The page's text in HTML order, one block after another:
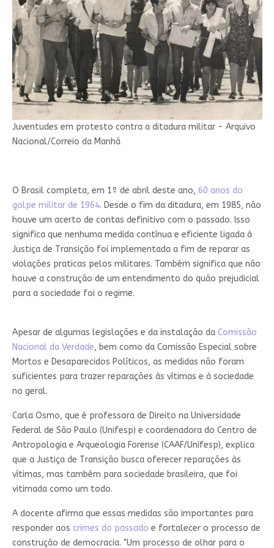
Juventudes em protesto contra a ditadura militar - Arquivo
Nacional/Correio da Manhã
O Brasil completa, em 1º de abril deste ano, 60 anos do
golpe militar de 1964. Desde o fim da ditadura, em 1985, não
houve um acerto de contas definitivo com o passado. Isso
significa que nenhuma medida contínua e eficiente ligada à
Justiça de Transição foi implementada a fim de reparar as
violações praticas pelos militares. Também significa que não
houve a construção de um entendimento do quão prejudicial
para a sociedade foi o regime.
Apesar de algumas legislações e da instalação da Comissão
Nacional da Verdade, bem como da Comissão Especial sobre
Mortos e Desaparecidos Políticos, as medidas não foram
suficientes para trazer reparações às vítimas e à sociedade
no geral.
Carla Osmo, que é professora de Direito na Universidade
Federal de São Paulo (Unifesp) e coordenadora do Centro de
Antropologia e Arqueologia Forense (CAAF/Unifesp), explica
que a Justiça de Transição busca oferecer reparações às
vítimas, mas também para sociedade brasileira, que foi
vitimada como um todo.
A docente afirma que essas medidas são importantes para
responder aos crimes do passado e fortalecer o processo de
construção de democracia. "Um processo de olhar para o